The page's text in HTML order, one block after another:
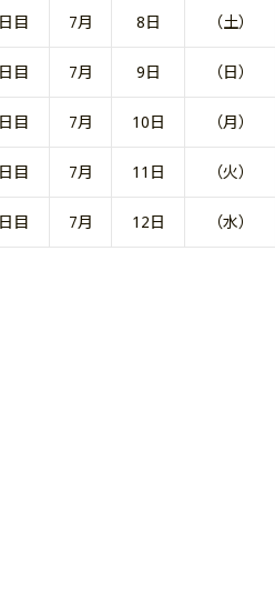
目 7月 8日 （土）
目 7月 9日 （日）
目 7月 10日 （月）
目 7月 11日 （火）
目 7月 12日 （水）